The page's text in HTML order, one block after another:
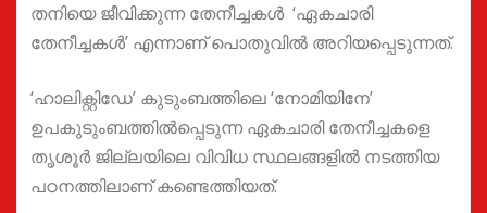
തനിയെ ജീവിക്കുന്ന തേനീച്ചകൾ ‘ഏകചാരി
തേനീച്ചകൾ’ എന്നാണ് പൊതുവിൽ അറിയപ്പെടുന്നത്.
‘ഹാലിക്റ്റിഡേ’ കുടുംബത്തിലെ ‘നോമിയിനേ’
ഉപകുടുംബത്തിൽപ്പെടുന്ന ഏകചാരി തേനീച്ചകളെ
തൃശൂർ ജില്ലയിലെ വിവിധ സ്ഥലങ്ങളിൽ നടത്തിയ
പഠനത്തിലാണ് കണ്ടെത്തിയത്.